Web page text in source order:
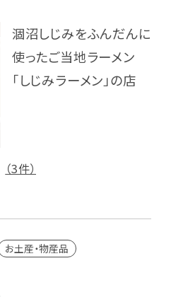
涸沼しじみをふんだんに
使ったご当地ラーメン
「しじみラーメン」の店
（3件）
お土産・物産品